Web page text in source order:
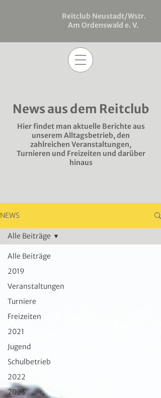
Reitclub Neustadt/Wstr.
Am Ordenswald e. V.
News aus dem Reitclub
Hier findet man aktuelle Berichte aus
unserem Alltagsbetrieb, den
zahlreichen Veranstaltungen,
Turnieren und Freizeiten und darüber
hinaus
NEWS
Alle Beiträge
2019
Veranstaltungen
Turniere
Freizeiten
2021
Jugend
Schulbetrieb
2022
2023
Alle Beiträge